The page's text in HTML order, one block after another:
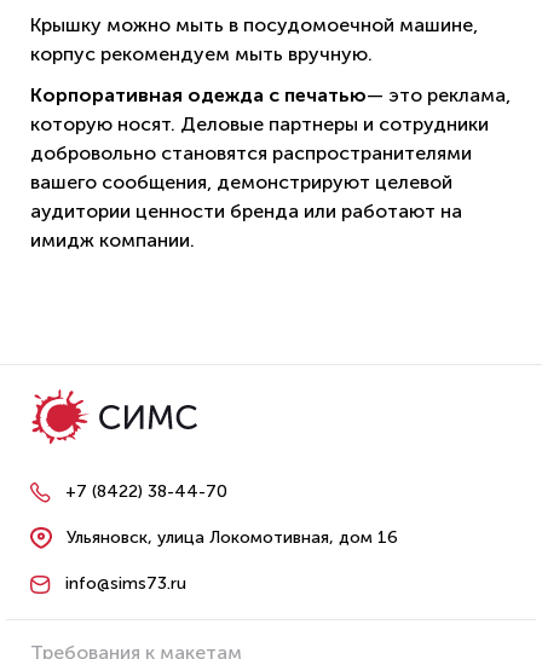
Крышку можно мыть в посудомоечной машине,
корпус рекомендуем мыть вручную.
Корпоративная одежда с печатью— это реклама,
которую носят. Деловые партнеры и сотрудники
добровольно становятся распространителями
вашего сообщения, демонстрируют целевой
аудитории ценности бренда или работают на
имидж компании.
+7 (8422) 38-44-70
Ульяновск, улица Локомотивная, дом 16
info@sims73.ru
Требования к макетам